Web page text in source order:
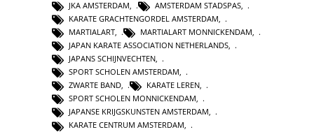
JKA AMSTERDAM
AMSTERDAM STADSPAS
KARATE GRACHTENGORDEL AMSTERDAM
MARTIALART, MARTIALART MONNICKENDAM,
JAPAN KARATE ASSOCIATION NETHERLANDS,
JAPANS SCHIJNVECHTEN,
SPORT SCHOLEN AMSTERDAM,
ZWARTE BAND, KARATE LEREN,
SPORT SCHOLEN MONNICKENDAM,
JAPANSE KRIJGSKUNSTEN AMSTERDAM,
KARATE CENTRUM AMSTERDAM,